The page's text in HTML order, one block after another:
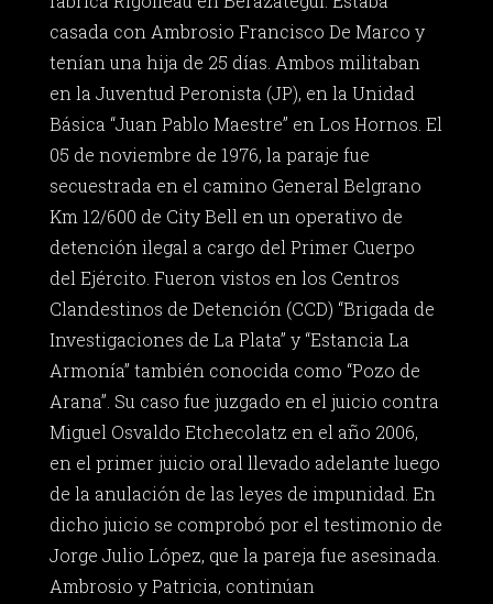
casada con Ambrosio Francisco De Marco y
tenían una hija de 25 días. Ambos militaban
en la Juventud Peronista (JP), en la Unidad
Básica “Juan Pablo Maestre” en Los Hornos. El
05 de noviembre de 1976, la paraje fue
secuestrada en el camino General Belgrano
Km 12/600 de City Bell en un operativo de
detención ilegal a cargo del Primer Cuerpo
del Ejército. Fueron vistos en los Centros
Clandestinos de Detención (CCD) “Brigada de
Investigaciones de La Plata” y “Estancia La
Armonía” también conocida como “Pozo de
Arana”. Su caso fue juzgado en el juicio contra
Miguel Osvaldo Etchecolatz en el año 2006,
en el primer juicio oral llevado adelante luego
de la anulación de las leyes de impunidad. En
dicho juicio se comprobó por el testimonio de
Jorge Julio López, que la pareja fue asesinada.
Ambrosio y Patricia, continúan